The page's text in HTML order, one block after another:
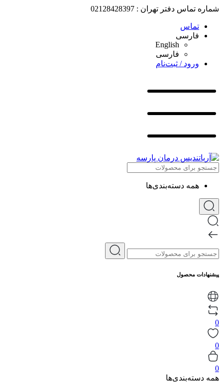
شماره تماس دفتر تهران : 02128428397
تماس
فارسی
English
فارسی
ورود / ثبت‌نام
همه دسته‌بندی‌ها
پیشنهادات محصول
0
0
0
همه دسته‌بندی‌ها